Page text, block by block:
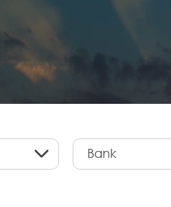
Bank